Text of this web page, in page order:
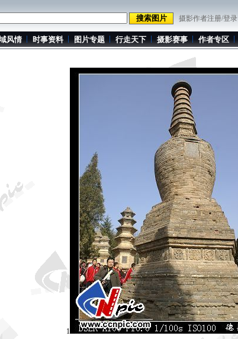
摄影作者注册/登录
风情 时事资料 图片专题 行走天下 摄影赛事 作者专区
1